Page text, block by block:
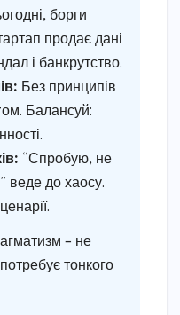
борги
продає дані
і банкрутство.
Без принципів
Балансуй:
“Спробую, не
веде до хаосу.
– не
тонкого